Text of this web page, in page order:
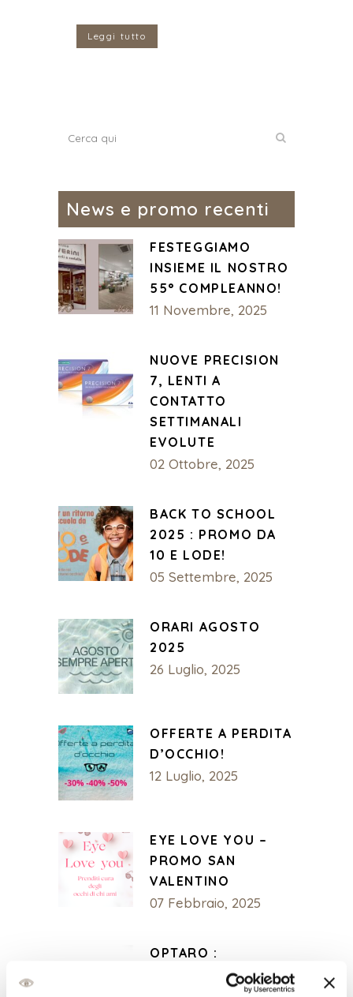
Leggi tutto
News e promo recenti
FESTEGGIAMO
INSIEME IL NOSTRO
55° COMPLEANNO!
11 Novembre, 2025
NUOVE PRECISION
7, LENTI A
CONTATTO
SETTIMANALI
EVOLUTE
02 Ottobre, 2025
BACK TO SCHOOL
2025 : PROMO DA
10 E LODE!
05 Settembre, 2025
ORARI AGOSTO
2025
26 Luglio, 2025
OFFERTE A PERDITA
D’OCCHIO!
12 Luglio, 2025
EYE LOVE YOU –
PROMO SAN
VALENTINO
07 Febbraio, 2025
OPTARO :
INGRANDITORE